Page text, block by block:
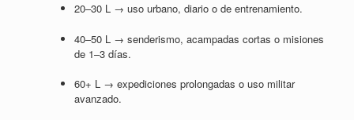
20–30 L → uso urbano, diario o de entrenamiento.
40–50 L → senderismo, acampadas cortas o misiones
de 1–3 días.
60+ L → expediciones prolongadas o uso militar
avanzado.